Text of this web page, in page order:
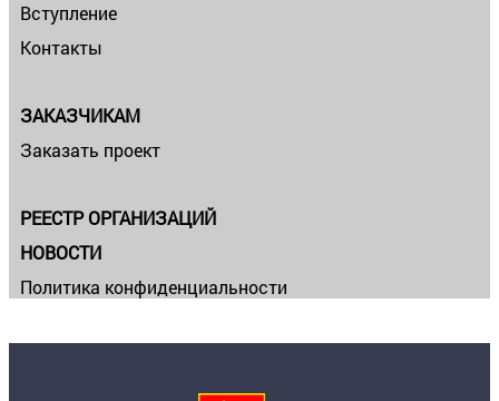
Вступление
Контакты
ЗАКАЗЧИКАМ
Заказать проект
РЕЕСТР ОРГАНИЗАЦИЙ
НОВОСТИ
Политика конфиденциальности